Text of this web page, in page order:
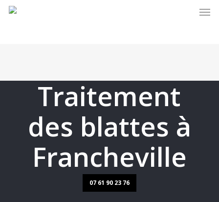
Skip
Traitement
des blattes à
Francheville
07 61 90 23 76